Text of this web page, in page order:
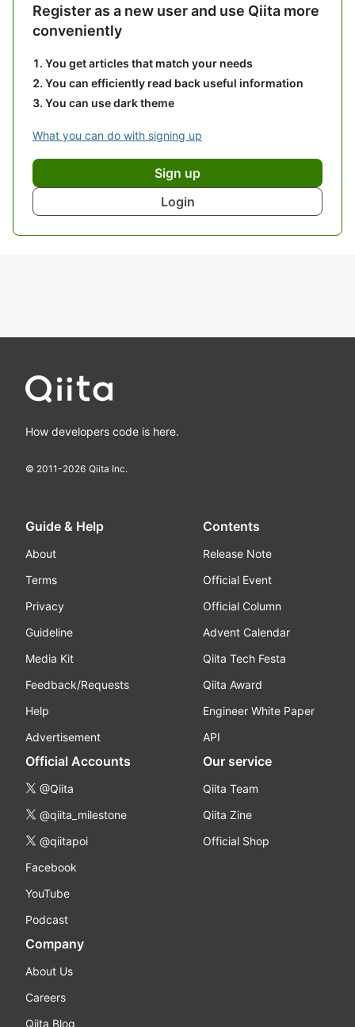
Register as a new user and use Qiita more
conveniently
You get articles that match your needs
You can efficiently read back useful information
You can use dark theme
What you can do with signing up
Sign up
Login
How developers code is here.
© 2011-2026 Qiita Inc.
Guide & Help
About
Terms
Privacy
Guideline
Media Kit
Feedback/Requests
Help
Advertisement
Contents
Release Note
Official Event
Official Column
Advent Calendar
Qiita Tech Festa
Qiita Award
Engineer White Paper
API
Official Accounts
@Qiita
@qiita_milestone
@qiitapoi
Facebook
YouTube
Podcast
Our service
Qiita Team
Qiita Zine
Official Shop
Company
About Us
Careers
Qiita Blog